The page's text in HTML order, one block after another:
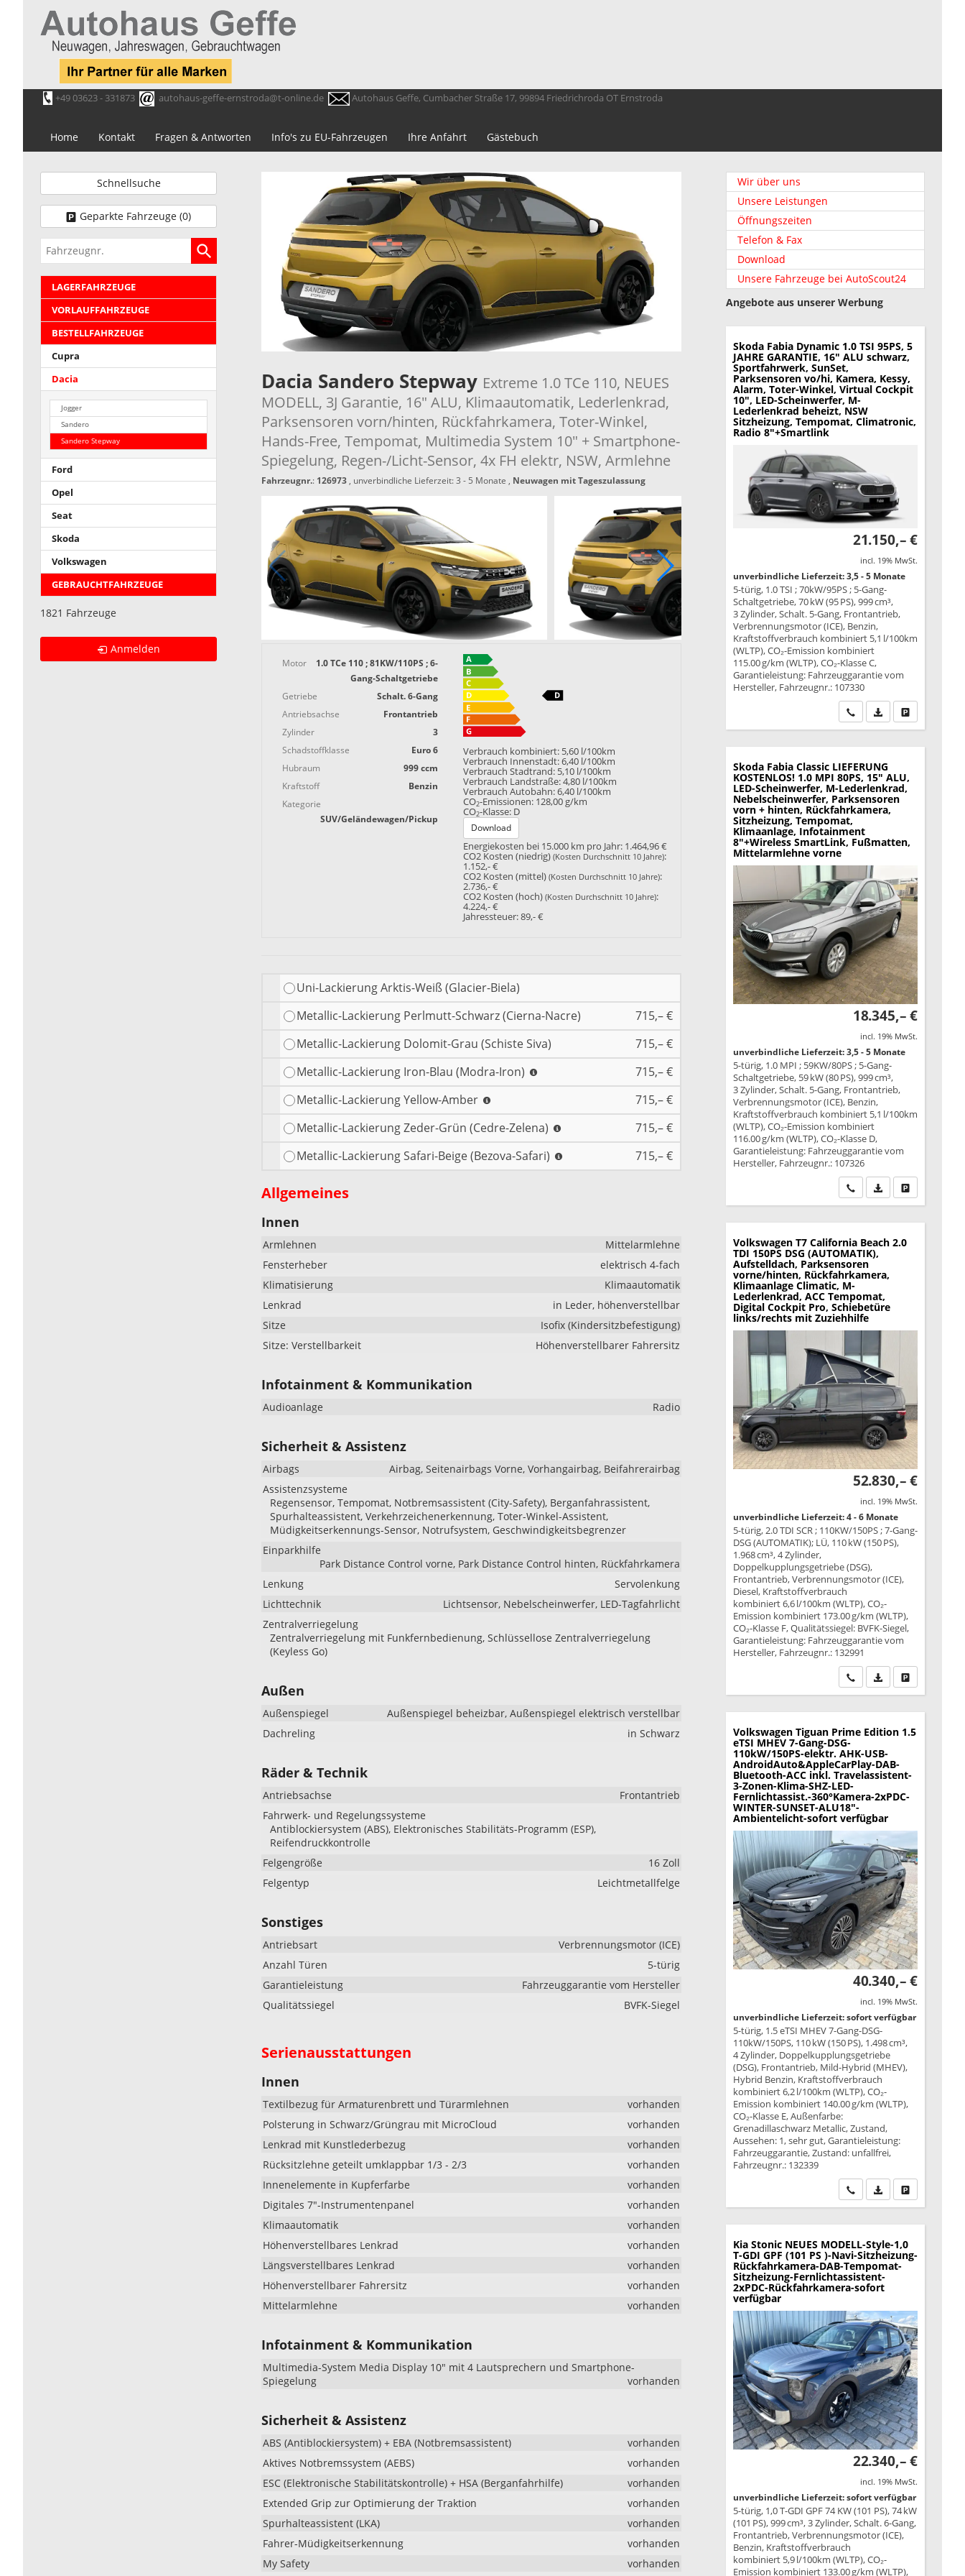
+49 03623 - 331873 autohaus-geffe-ernstroda@t-online.de Autohaus Geffe, Cumbacher Straße 17, 99894 Friedrichroda OT Ernstroda
Home Kontakt Fragen & Antworten Info's zu EU-Fahrzeugen Ihre Anfahrt Gästebuch
Dacia Sandero Stepway Extreme 1.0 TCe 110, NEUES
MODELL, 3J Garantie, 16" ALU, Klimaautomatik, Lederlenkrad,
Parksensoren vorn/hinten, Rückfahrkamera, Toter-Winkel,
Hands-Free, Tempomat, Multimedia System 10" + Smartphone-
Spiegelung, Regen-/Licht-Sensor, 4x FH elektr, NSW, Armlehne
Fahrzeugnr.: 126973, unverbindliche Lieferzeit: 3 - 5 Monate , Neuwagen mit Tageszulassung
Motor
1.0 TCe 110 ; 81KW/110PS ; 6-
Gang-Schaltgetriebe
Getriebe
Schalt. 6-Gang
Antriebsachse
Frontantrieb
Zylinder
3
Schadstoffklasse
Euro 6
Hubraum
999 ccm
Kraftstoff
Benzin
Kategorie
SUV/Geländewagen/Pickup
Verbrauch kombiniert: 5,60 l/100km
Verbrauch Innenstadt: 6,40 l/100km
Verbrauch Stadtrand: 5,10 l/100km
Verbrauch Landstraße: 4,80 l/100km
Verbrauch Autobahn: 6,40 l/100km
CO2-Emissionen: 128,00 g/km
CO2-Klasse: D
Download
Energiekosten bei 15.000 km pro Jahr: 1.464,96 €
CO2 Kosten (niedrig)(Kosten Durchschnitt 10 Jahre):
1.152,- €
CO2 Kosten (mittel)(Kosten Durchschnitt 10 Jahre):
2.736,- €
CO2 Kosten (hoch)(Kosten Durchschnitt 10 Jahre):
4.224,- €
Jahressteuer: 89,- €
Uni-Lackierung Arktis-Weiß (Glacier-Biela)
Metallic-Lackierung Perlmutt-Schwarz (Cierna-Nacre)
715,– €
Metallic-Lackierung Dolomit-Grau (Schiste Siva)
715,– €
Metallic-Lackierung Iron-Blau (Modra-Iron)
715,– €
Metallic-Lackierung Yellow-Amber
715,– €
Metallic-Lackierung Zeder-Grün (Cedre-Zelena)
715,– €
Metallic-Lackierung Safari-Beige (Bezova-Safari)
715,– €
Allgemeines
Innen
Armlehnen
Mittelarmlehne
Fensterheber
elektrisch 4-fach
Klimatisierung
Klimaautomatik
Lenkrad
in Leder, höhenverstellbar
Sitze
Isofix (Kindersitzbefestigung)
Sitze: Verstellbarkeit
Höhenverstellbarer Fahrersitz
Infotainment & Kommunikation
Audioanlage Radio
Sicherheit & Assistenz
Airbags
Airbag, Seitenairbags Vorne, Vorhangairbag, Beifahrerairbag
Assistenzsysteme
Regensensor, Tempomat, Notbremsassistent (City-Safety), Berganfahrassistent,
Spurhalteassistent, Verkehrzeichenerkennung, Toter-Winkel-Assistent,
Müdigkeitserkennungs-Sensor, Notrufsystem, Geschwindigkeitsbegrenzer
Einparkhilfe
Park Distance Control vorne, Park Distance Control hinten, Rückfahrkamera
Lenkung
Servolenkung
Lichttechnik
Lichtsensor, Nebelscheinwerfer, LED-Tagfahrlicht
Zentralverriegelung
Zentralverriegelung mit Funkfernbedienung, Schlüssellose Zentralverriegelung
(Keyless Go)
Außen
Außenspiegel
Außenspiegel beheizbar, Außenspiegel elektrisch verstellbar
Dachreling
in Schwarz
Räder & Technik
Antriebsachse
Frontantrieb
Fahrwerk- und Regelungssysteme
Antiblockiersystem (ABS), Elektronisches Stabilitäts-Programm (ESP),
Reifendruckkontrolle
Felgengröße
16 Zoll
Felgentyp
Leichtmetallfelge
Sonstiges
Antriebsart
Verbrennungsmotor (ICE)
Anzahl Türen
5-türig
Garantieleistung
Fahrzeuggarantie vom Hersteller
Qualitätssiegel
BVFK-Siegel
Serienausstattungen
Innen
Textilbezug für Armaturenbrett und Türarmlehnen
vorhanden
Polsterung in Schwarz/Grüngrau mit MicroCloud
vorhanden
Lenkrad mit Kunstlederbezug
vorhanden
Rücksitzlehne geteilt umklappbar 1/3 - 2/3
vorhanden
Innenelemente in Kupferfarbe
vorhanden
Digitales 7"-Instrumentenpanel
vorhanden
Klimaautomatik
vorhanden
Höhenverstellbares Lenkrad
vorhanden
Längsverstellbares Lenkrad
vorhanden
Höhenverstellbarer Fahrersitz
vorhanden
Mittelarmlehne
vorhanden
Infotainment & Kommunikation
Multimedia-System Media Display 10" mit 4 Lautsprechern und Smartphone-
Spiegelung
vorhanden
Sicherheit & Assistenz
ABS (Antiblockiersystem) + EBA (Notbremsassistent)
vorhanden
Aktives Notbremssystem (AEBS)
vorhanden
ESC (Elektronische Stabilitätskontrolle) + HSA (Berganfahrhilfe)
vorhanden
Extended Grip zur Optimierung der Traktion
vorhanden
Spurhalteassistent (LKA)
vorhanden
Fahrer-Müdigkeitserkennung
vorhanden
My Safety
vorhanden
Schnellsuche
Geparkte Fahrzeuge (0)
Fahrzeugnr.
LAGERFAHRZEUGE
VORLAUFFAHRZEUGE
BESTELLFAHRZEUGE
Cupra
Dacia
Jogger
Sandero
Sandero Stepway
Ford
Opel
Seat
Skoda
Volkswagen
GEBRAUCHTFAHRZEUGE
1821 Fahrzeuge
Anmelden
Wir über uns
Unsere Leistungen
Öffnungszeiten
Telefon & Fax
Download
Unsere Fahrzeuge bei AutoScout24
Angebote aus unserer Werbung
Skoda Fabia Dynamic 1.0 TSI 95PS, 5
JAHRE GARANTIE, 16" ALU schwarz,
Sportfahrwerk, SunSet,
Parksensoren vo/hi, Kamera, Kessy,
Alarm, Toter-Winkel, Virtual Cockpit
10", LED-Scheinwerfer, M-
Lederlenkrad beheizt, NSW
Sitzheizung, Tempomat, Climatronic,
Radio 8"+Smartlink
21.150,– €
incl. 19% MwSt.
unverbindliche Lieferzeit: 3,5 - 5 Monate
5-türig, 1.0 TSI ; 70kW/95PS ; 5-Gang-
Schaltgetriebe, 70 kW (95 PS), 999 cm³,
3 Zylinder, Schalt. 5-Gang, Frontantrieb,
Verbrennungsmotor (ICE), Benzin,
Kraftstoffverbrauch kombiniert 5,1 l/100km
(WLTP), CO₂-Emission kombiniert
115.00 g/km (WLTP), CO₂-Klasse C,
Garantieleistung: Fahrzeuggarantie vom
Hersteller, Fahrzeugnr.: 107330
Wir rufen Sie an
PDF-Datei,Drucken,
Skoda Fabia Classic LIEFERUNG
KOSTENLOS! 1.0 MPI 80PS, 15" ALU,
LED-Scheinwerfer, M-Lederlenkrad,
Nebelscheinwerfer, Parksensoren
vorn + hinten, Rückfahrkamera,
Sitzheizung, Tempomat,
Klimaanlage, Infotainment
8"+Wireless SmartLink, Fußmatten,
Mittelarmlehne vorne
18.345,– €
incl. 19% MwSt.
unverbindliche Lieferzeit: 3,5 - 5 Monate
5-türig, 1.0 MPI ; 59KW/80PS ; 5-Gang-
Schaltgetriebe, 59 kW (80 PS), 999 cm³,
3 Zylinder, Schalt. 5-Gang, Frontantrieb,
Verbrennungsmotor (ICE), Benzin,
Kraftstoffverbrauch kombiniert 5,1 l/100km
(WLTP), CO₂-Emission kombiniert
116.00 g/km (WLTP), CO₂-Klasse D,
Garantieleistung: Fahrzeuggarantie vom
Hersteller, Fahrzeugnr.: 107326
Wir rufen Sie an
PDF-Datei,Drucken,
Volkswagen T7 California Beach 2.0
TDI 150PS DSG (AUTOMATIK),
Aufstelldach, Parksensoren
vorne/hinten, Rückfahrkamera,
Klimaanlage Climatic, M-
Lederlenkrad, ACC Tempomat,
Digital Cockpit Pro, Schiebetüre
links/rechts mit Zuziehhilfe
52.830,– €
incl. 19% MwSt.
unverbindliche Lieferzeit: 4 - 6 Monate
5-türig, 2.0 TDI SCR ; 110KW/150PS ; 7-Gang-
DSG (AUTOMATIK); LÜ, 110 kW (150 PS),
1.968 cm³, 4 Zylinder,
Doppelkupplungsgetriebe (DSG),
Frontantrieb, Verbrennungsmotor (ICE),
Diesel, Kraftstoffverbrauch
kombiniert 6,6 l/100km (WLTP), CO₂-
Emission kombiniert 173.00 g/km (WLTP),
CO₂-Klasse F, Qualitätssiegel: BVFK-Siegel,
Garantieleistung: Fahrzeuggarantie vom
Hersteller, Fahrzeugnr.: 132991
Wir rufen Sie an
PDF-Datei,Drucken,
Volkswagen Tiguan Prime Edition 1.5
eTSI MHEV 7-Gang-DSG-
110kW/150PS-elektr. AHK-USB-
AndroidAuto&AppleCarPlay-DAB-
Bluetooth-ACC inkl. Travelassistent-
3-Zonen-Klima-SHZ-LED-
Fernlichtassist.-360°Kamera-2xPDC-
WINTER-SUNSET-ALU18"-
Ambientelicht-sofort verfügbar
40.340,– €
incl. 19% MwSt.
unverbindliche Lieferzeit: sofort verfügbar
5-türig, 1.5 eTSI MHEV 7-Gang-DSG-
110kW/150PS, 110 kW (150 PS), 1.498 cm³,
4 Zylinder, Doppelkupplungsgetriebe
(DSG), Frontantrieb, Mild-Hybrid (MHEV),
Hybrid Benzin, Kraftstoffverbrauch
kombiniert 6,2 l/100km (WLTP), CO₂-
Emission kombiniert 140.00 g/km (WLTP),
CO₂-Klasse E, Außenfarbe:
Grenadillaschwarz Metallic, Zustand,
Aussehen: 1, sehr gut, Garantieleistung:
Fahrzeuggarantie, Zustand: unfallfrei,
Fahrzeugnr.: 132339
Wir rufen Sie an
PDF-Datei,Drucken,
Kia Stonic NEUES MODELL-Style-1,0
T-GDI GPF (101 PS )-Navi-Sitzheizung-
Rückfahrkamera-DAB-Tempomat-
Sitzheizung-Fernlichtassistent-
2xPDC-Rückfahrkamera-sofort
verfügbar
22.340,– €
incl. 19% MwSt.
unverbindliche Lieferzeit: sofort verfügbar
5-türig, 1,0 T-GDI GPF 74 KW (101 PS), 74 kW
(101 PS), 999 cm³, 3 Zylinder, Schalt. 6-Gang,
Frontantrieb, Verbrennungsmotor (ICE),
Benzin, Kraftstoffverbrauch
kombiniert 5,9 l/100km (WLTP), CO₂-
Emission kombiniert 133.00 g/km (WLTP),